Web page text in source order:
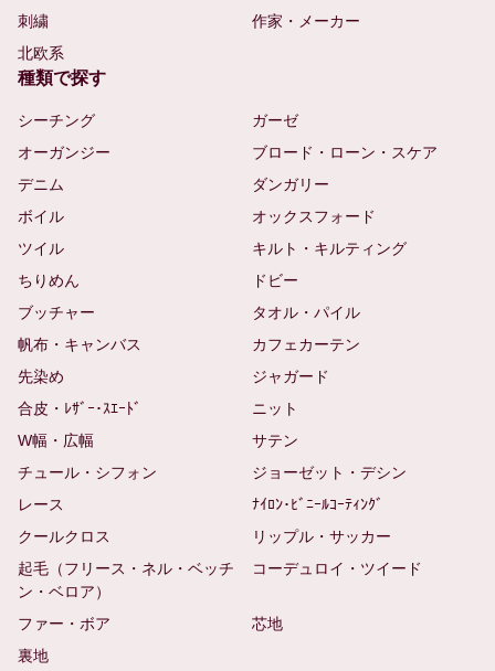
刺繍
作家・メーカー
北欧系
種類で探す
シーチング
ガーゼ
オーガンジー
ブロード・ローン・スケア
デニム
ダンガリー
ボイル
オックスフォード
ツイル
キルト・キルティング
ちりめん
ドビー
ブッチャー
タオル・パイル
帆布・キャンバス
カフェカーテン
先染め
ジャガード
合皮・ﾚｻﾞｰ･ｽｴｰﾄﾞ
ニット
W幅・広幅
サテン
チュール・シフォン
ジョーゼット・デシン
レース
ﾅｲﾛﾝ･ﾋﾞﾆｰﾙｺｰﾃｨﾝｸﾞ
クールクロス
リップル・サッカー
起毛（フリース・ネル・ベッチ
ン・ベロア）
コーデュロイ・ツイード
ファー・ボア
芯地
裏地